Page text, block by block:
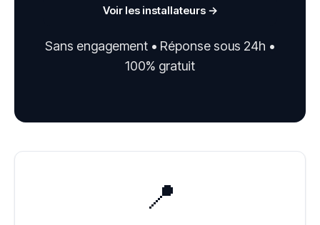
Voir les installateurs →
Sans engagement • Réponse sous 24h •
100% gratuit
📍